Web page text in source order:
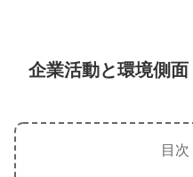
企業活動と環境側
目次